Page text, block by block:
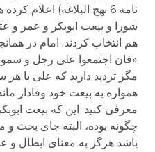
نامه 6 نهج البلاغه)
شورا و بیعت ابوبکر و عمر و
هم انتخاب کردند. امام در
«فان اجتمعوا علی رجل و
مگر تردید دارید که علی با
همواره به بیعت خود وفادار
معرفی کنید. این که بیعت
چگونه بوده، البته جای بحث
باشد هرگز به معنای ابطال